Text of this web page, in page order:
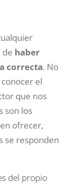
de haber
correcta. No
el
que nos
son los
ofrecer,
se responden
del propio